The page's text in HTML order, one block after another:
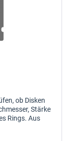
ob Disken
Stärke
Rings. Aus